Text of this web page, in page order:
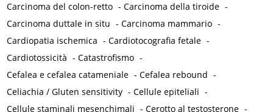
Carcinoma del colon-retto -Carcinoma della tiroide -
Carcinoma duttale in situ -Carcinoma mammario -
Cardiopatia ischemica -Cardiotocografia fetale -
Cardiotossicità -Catastrofismo -
Cefalea e cefalea catameniale -Cefalea rebound -
Celiachia / Gluten sensitivity -Cellule epiteliali -
Cellule staminali mesenchimali -Cerotto al testosterone -